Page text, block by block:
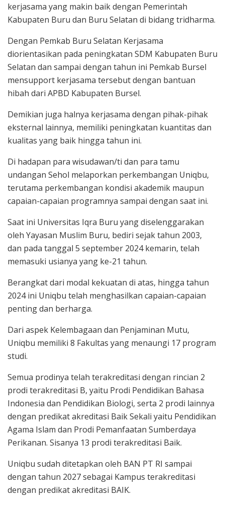
kerjasama yang makin baik dengan Pemerintah
Kabupaten Buru dan Buru Selatan di bidang tridharma.
Dengan Pemkab Buru Selatan Kerjasama
diorientasikan pada peningkatan SDM Kabupaten Buru
Selatan dan sampai dengan tahun ini Pemkab Bursel
mensupport kerjasama tersebut dengan bantuan
hibah dari APBD Kabupaten Bursel.
Demikian juga halnya kerjasama dengan pihak-pihak
eksternal lainnya, memiliki peningkatan kuantitas dan
kualitas yang baik hingga tahun ini.
Di hadapan para wisudawan/ti dan para tamu
undangan Sehol melaporkan perkembangan Uniqbu,
terutama perkembangan kondisi akademik maupun
capaian-capaian programnya sampai dengan saat ini.
Saat ini Universitas Iqra Buru yang diselenggarakan
oleh Yayasan Muslim Buru, bediri sejak tahun 2003,
dan pada tanggal 5 september 2024 kemarin, telah
memasuki usianya yang ke-21 tahun.
Berangkat dari modal kekuatan di atas, hingga tahun
2024 ini Uniqbu telah menghasilkan capaian-capaian
penting dan berharga.
Dari aspek Kelembagaan dan Penjaminan Mutu,
Uniqbu memiliki 8 Fakultas yang menaungi 17 program
studi.
Semua prodinya telah terakreditasi dengan rincian 2
prodi terakreditasi B, yaitu Prodi Pendidikan Bahasa
Indonesia dan Pendidikan Biologi, serta 2 prodi lainnya
dengan predikat akreditasi Baik Sekali yaitu Pendidikan
Agama Islam dan Prodi Pemanfaatan Sumberdaya
Perikanan. Sisanya 13 prodi terakreditasi Baik.
Uniqbu sudah ditetapkan oleh BAN PT RI sampai
dengan tahun 2027 sebagai Kampus terakreditasi
dengan predikat akreditasi BAIK.